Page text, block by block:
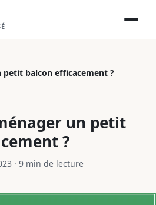
balcon efficacement ?
un petit
?
· 9 min de lecture